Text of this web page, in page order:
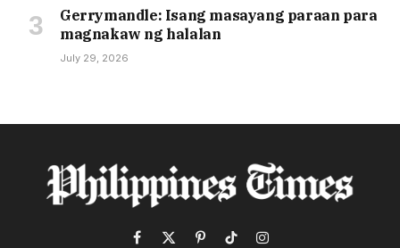
Gerrymandle: Isang masayang paraan para
magnakaw ng halalan
July 29, 2026